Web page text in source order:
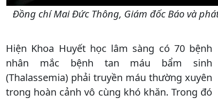
Đồng chí Mai Đức Thông, Giám đốc Báo và
Hiện Khoa Huyết học lâm sàng có 70 bệnh
nhân mắc bệnh tan máu bẩm sinh
(Thalassemia) phải truyền máu thường xuyên
trong hoàn cảnh vô cùng khó khăn. Trong đó